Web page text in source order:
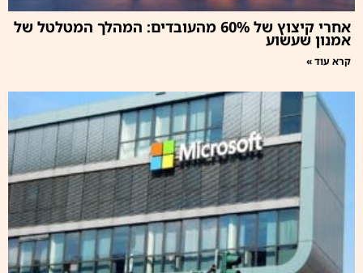
אחרי קיצוץ של 60% מהעובדים: המהלך המטלטל של
אמנון שעשוע
קרא עוד »